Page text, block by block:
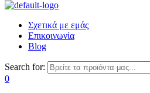
Σχετικά με εμάς
Επικοινωνία
Blog
Search for:
0